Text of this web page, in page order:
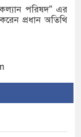
পরিষদ" এর
প্রধান অতিথি